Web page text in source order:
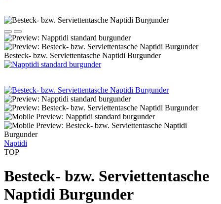
Besteck- bzw. Serviettentasche Naptidi Burgunder
Naptidi
TOP
Besteck- bzw. Serviettentasche
Naptidi Burgunder